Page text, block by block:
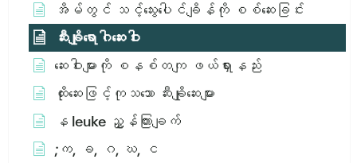
အိမ်တွင် သင့်သွေးပေါင်ချိန်ကို စစ်ဆေးခြင်း
ဆီးချိုရောဂါဆေးဝါး
ဆေးဝါးများကို စနစ်တကျ ဖယ်ရှားနည်း
ထိုးဆေးဖြင့်ကုသသော ဆီးချိုဆေးများ
န leuke ညွှန်ကြားချက်
;က, ခ, ဂ, ဃ, င